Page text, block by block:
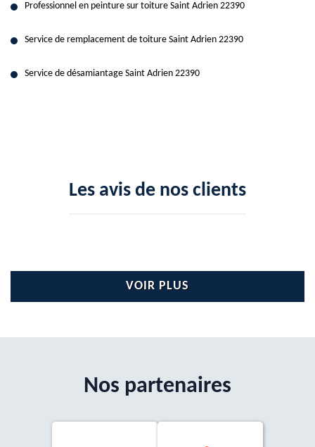
Professionnel en peinture sur toiture Saint Adrien 22390
Service de remplacement de toiture Saint Adrien 22390
Service de désamiantage Saint Adrien 22390
Les avis de nos clients
VOIR PLUS
Nos partenaires